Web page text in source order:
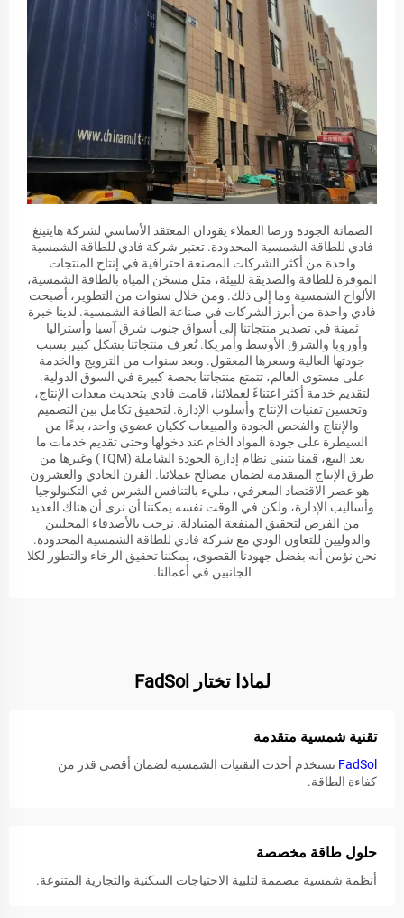
الضمانة الجودة ورضا العملاء يقودان المعتقد الأساسي لشركة هاينينغ
فادي للطاقة الشمسية المحدودة. تعتبر شركة فادي للطاقة الشمسية
واحدة من أكثر الشركات المصنعة احترافية في إنتاج المنتجات
الموفرة للطاقة والصديقة للبيئة، مثل مسخن المياه بالطاقة الشمسية،
الألواح الشمسية وما إلى ذلك. ومن خلال سنوات من التطوير، أصبحت
فادي واحدة من أبرز الشركات في صناعة الطاقة الشمسية. لدينا خبرة
ثمينة في تصدير منتجاتنا إلى أسواق جنوب شرق آسيا وأستراليا
وأوروبا والشرق الأوسط وأمريكا. تُعرف منتجاتنا بشكل كبير بسبب
جودتها العالية وسعرها المعقول. وبعد سنوات من الترويج والخدمة
على مستوى العالم، تتمتع منتجاتنا بحصة كبيرة في السوق الدولية.
لتقديم خدمة أكثر اعتناءً لعملائنا، قامت فادي بتحديث معدات الإنتاج،
وتحسين تقنيات الإنتاج وأسلوب الإدارة. لتحقيق تكامل بين التصميم
والإنتاج والفحص الجودة والمبيعات ككيان عضوي واحد، بدءًا من
السيطرة على جودة المواد الخام عند دخولها وحتى تقديم خدمات ما
بعد البيع، قمنا بتبني نظام إدارة الجودة الشاملة (TQM) وغيرها من
طرق الإنتاج المتقدمة لضمان مصالح عملائنا. القرن الحادي والعشرون
هو عصر الاقتصاد المعرفي، مليء بالتنافس الشرس في التكنولوجيا
وأساليب الإدارة، ولكن في الوقت نفسه يمكننا أن نرى أن هناك العديد
من الفرص لتحقيق المنفعة المتبادلة. نرحب بالأصدقاء المحليين
والدوليين للتعاون الودي مع شركة فادي للطاقة الشمسية المحدودة.
نحن نؤمن أنه بفضل جهودنا القصوى، يمكننا تحقيق الرخاء والتطور لكلا
الجانبين في أعمالنا.
لماذا تختار FadSol
تقنية شمسية متقدمة
FadSolتستخدم أحدث التقنيات الشمسية لضمان أقصى قدر من
كفاءة الطاقة.
حلول طاقة مخصصة
أنظمة شمسية مصممة لتلبية الاحتياجات السكنية والتجارية المتنوعة.